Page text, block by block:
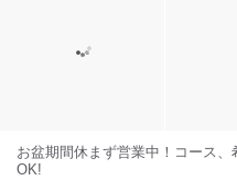
お盆期間休まず営業中！コース
OK!